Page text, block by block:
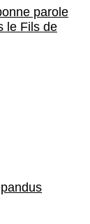
parole
le Fils de